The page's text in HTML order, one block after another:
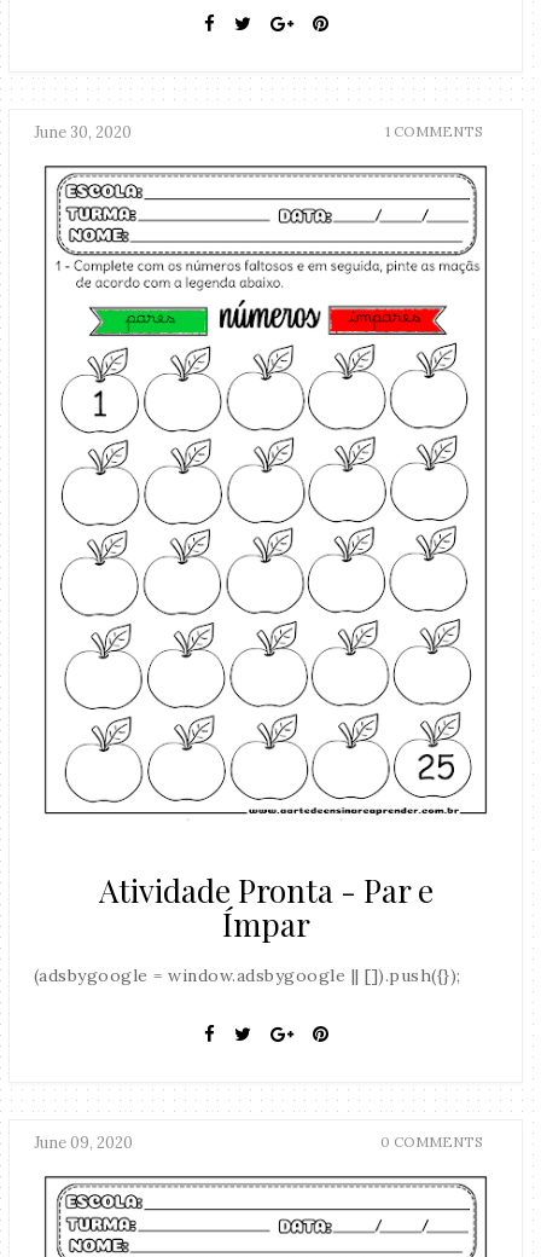
June 30, 2020 1 COMMENTS
Atividade Pronta - Par e
Ímpar
(adsbygoogle = window.adsbygoogle || []).push({});
June 09, 2020 0 COMMENTS